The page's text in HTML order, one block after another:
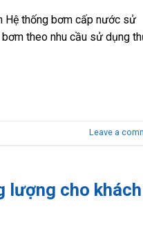
Hệ thống bơm cấp nước sử
theo nhu cầu sử dụng
Leave a
lượng cho khách